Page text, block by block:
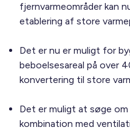
fjernvarmeområder kan
etablering af store
Det er nu er muligt for
beboelsesareal på over
konvertering til store
Det er muligt at søge
kombination med